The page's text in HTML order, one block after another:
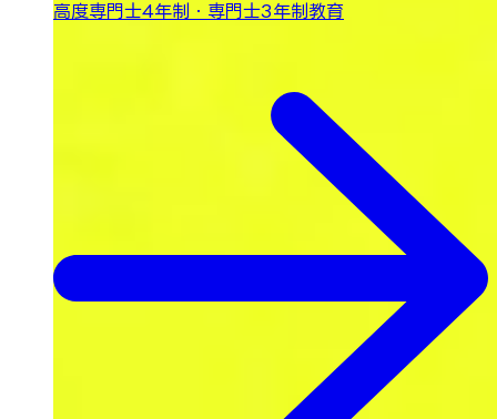
高度専門士4年制・専門士3年制教育